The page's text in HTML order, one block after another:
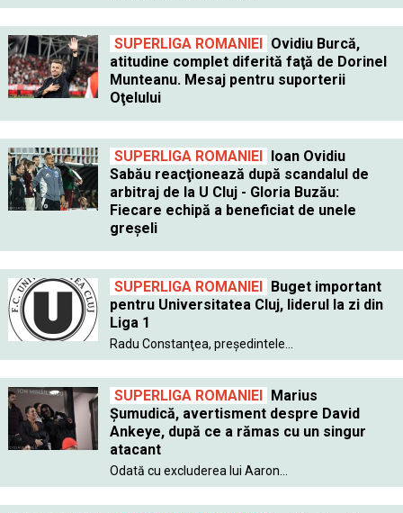
SUPERLIGA ROMANIEI
Ovidiu Burcă,
atitudine complet diferită faţă de Dorinel
Munteanu. Mesaj pentru suporterii
Oţelului
SUPERLIGA ROMANIEI
Ioan Ovidiu
Sabău reacţionează după scandalul de
arbitraj de la U Cluj - Gloria Buzău:
Fiecare echipă a beneficiat de unele
greşeli
SUPERLIGA ROMANIEI
Buget important
pentru Universitatea Cluj, liderul la zi din
Liga 1
Radu Constanţea, preşedintele...
SUPERLIGA ROMANIEI
Marius
Şumudică, avertisment despre David
Ankeye, după ce a rămas cu un singur
atacant
Odată cu excluderea lui Aaron...